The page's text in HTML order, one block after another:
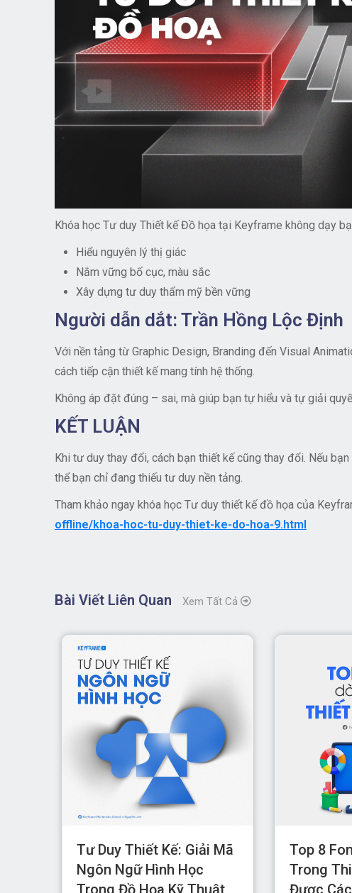
Khóa học Tư duy Thiết kế Đồ họa tại Keyframe không dạy
Hiểu nguyên lý thị giác
Nắm vững bố cục, màu sắc
Xây dựng tư duy thẩm mỹ bền vững
Người dẫn dắt: Trần Hồng Lộc Định
Với nền tảng từ Graphic Design, Branding đến Visual
cách tiếp cận thiết kế mang tính hệ thống.
Không áp đặt đúng – sai, mà giúp bạn tự hiểu và tự giải
KẾT LUẬN
Khi tư duy thay đổi, cách bạn thiết kế cũng thay đổi. Nếu
thể bạn chỉ đang thiếu tư duy nền tảng.
Tham khảo ngay khóa học Tư duy thiết kế đồ họa của
offline/khoa-hoc-tu-duy-thiet-ke-do-hoa-9.html
Bài Viết Liên Quan Xem Tất Cả
Tư Duy Thiết Kế: Giải Mã
Ngôn Ngữ Hình Học
Top 8
Trong